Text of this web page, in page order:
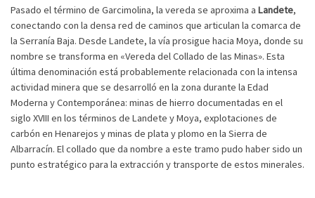
Pasado el término de Garcimolina, la vereda se aproxima a Landete,
conectando con la densa red de caminos que articulan la comarca de
la Serranía Baja. Desde Landete, la vía prosigue hacia Moya, donde su
nombre se transforma en «Vereda del Collado de las Minas». Esta
última denominación está probablemente relacionada con la intensa
actividad minera que se desarrolló en la zona durante la Edad
Moderna y Contemporánea: minas de hierro documentadas en el
siglo XVIII en los términos de Landete y Moya, explotaciones de
carbón en Henarejos y minas de plata y plomo en la Sierra de
Albarracín. El collado que da nombre a este tramo pudo haber sido un
punto estratégico para la extracción y transporte de estos minerales.